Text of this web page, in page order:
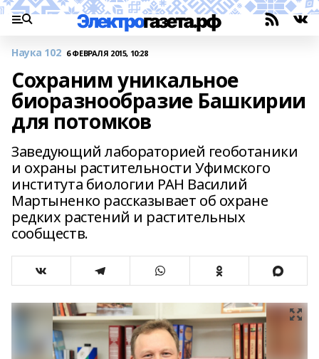
Наука 102 6 ФЕВРАЛЯ 2015, 10:28
Сохраним уникальное
биоразнообразие Башкирии
для потомков
Заведующий лабораторией геоботаники
и охраны растительности Уфимского
института биологии РАН Василий
Мартыненко рассказывает об охране
редких растений и растительных
сообществ.